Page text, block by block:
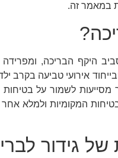
במאמר זה.
היקף הבריכה,
אירועי טביעה בקרב
מסייעות לשמור על
המקומיות ולמלא
של גידור